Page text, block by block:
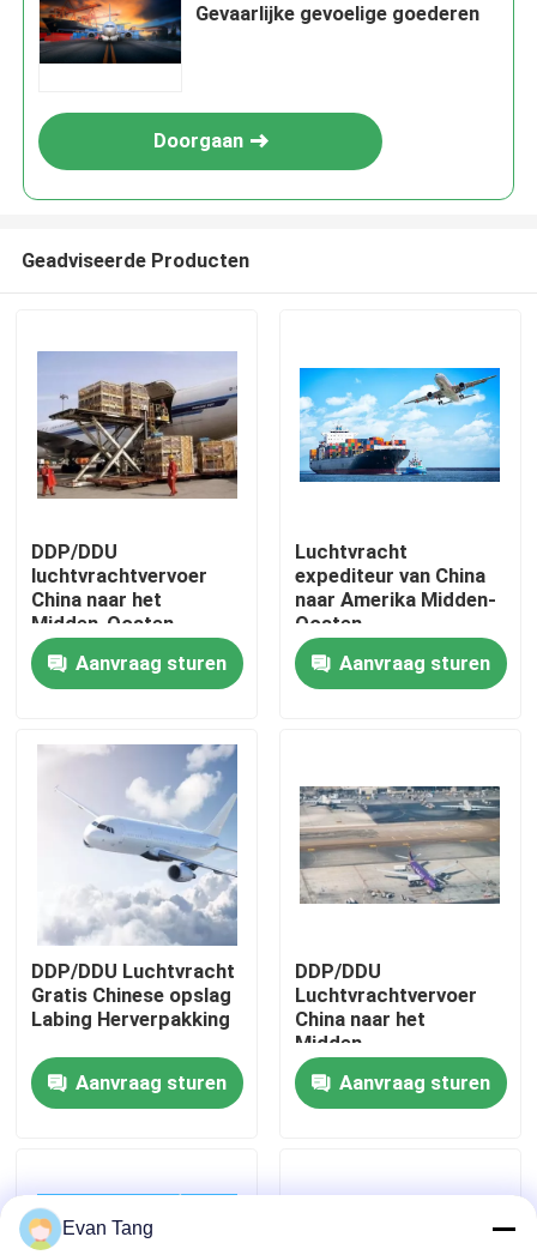
Thuis
Producten
Over ons
Fabriekstocht
Kwaliteitscontrole
Neem contact met ons op
Vraag een offerte
Grensoverschrijdende inkoop
Gevaarlijke gevoelige goederen
Doorgaan
Geadviseerde Producten
DDP/DDU
luchtvrachtvervoer
China naar het
Midden-Oosten
Aanvraag sturen
Luchtvracht
expediteur van China
naar Amerika Midden-
Oosten
Aanvraag sturen
DDP/DDU Luchtvracht
Gratis Chinese opslag
Labing Herverpakking
Aanvraag sturen
DDP/DDU
Luchtvrachtvervoer
China naar het
Midden-
Oosten/VAE/SA/Dubai
Aanvraag sturen
Evan Tang